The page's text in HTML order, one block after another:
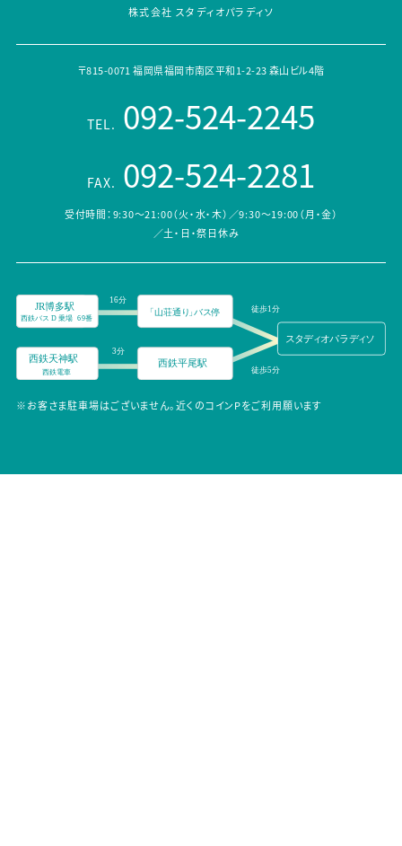
株式会社 スタディオパラディソ
〒815-0071 福岡県福岡市南区平和1-2-23 森山ビル4階
TEL. 092-524-2245
FAX. 092-524-2281
受付時間：9:30～21:00（火・水・木）／9:30～19:00（月・金）
／土・日・祭日休み
※お客さま駐車場はございません。近くのコインPをご利用願います